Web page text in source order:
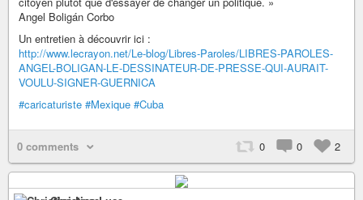
Angel Boligán Corbo
Un entretien à découvrir ici :
http://www.lecrayon.net/Le-blog/Libres-Paroles/LIBRES-PAROLES-
ANGEL-BOLIGAN-LE-DESSINATEUR-DE-PRESSE-QUI-AURAIT-
VOULU-SIGNER-GUERNICA
#caricaturiste #Mexique #Cuba
0 comments 0 0 2